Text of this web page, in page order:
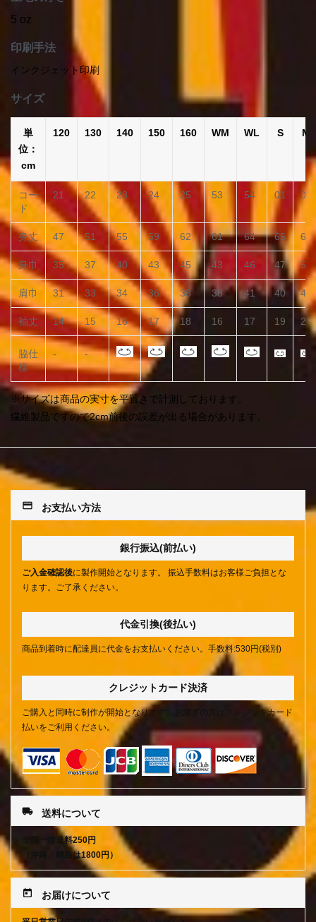
5 oz
印刷手法
インクジェット印刷
サイズ
単
位：
cm
120 130 140 150 160 WM WL S M
コー
ド
21 22 23 24 25 53 54 01 02
身丈 47 51 55 59 62 61 64 65 68
身巾 35 37 40 43 45 43 46 47 50
肩巾 31 33 34 36 38 38 41 40 43
袖丈 14 15 16 17 18 16 17 19 20
脇仕
様
- -
※サイズは商品の実寸を平置きで計測しております。
繊維製品ですので2cm前後の誤差が出る場合があります。
payment お支払い方法
銀行振込(前払い)
ご入金確認後に製作開始となります。 振込手数料はお客様ご負担とな
ります。ご了承ください。
代金引換(後払い)
商品到着時に配達員に代金をお支払いください。手数料:530円(税別)
クレジットカード決済
ご購入と同時に制作が開始となります。 お急ぎの方
はクレジットカード
払いをご利用ください。
local_shipping 送料について
全国一律送料250円
（沖縄、離島は1800円）
today お届けについて